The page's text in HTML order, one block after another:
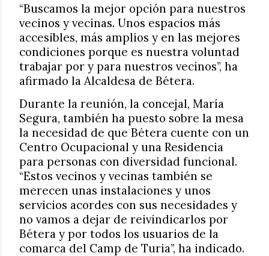
“Buscamos la mejor opción para nuestros
vecinos y vecinas. Unos espacios más
accesibles, más amplios y en las mejores
condiciones porque es nuestra voluntad
trabajar por y para nuestros vecinos”, ha
afirmado la Alcaldesa de Bétera.
Durante la reunión, la concejal, María
Segura, también ha puesto sobre la mesa
la necesidad de que Bétera cuente con un
Centro Ocupacional y una Residencia
para personas con diversidad funcional.
“Estos vecinos y vecinas también se
merecen unas instalaciones y unos
servicios acordes con sus necesidades y
no vamos a dejar de reivindicarlos por
Bétera y por todos los usuarios de la
comarca del Camp de Turia”, ha indicado.